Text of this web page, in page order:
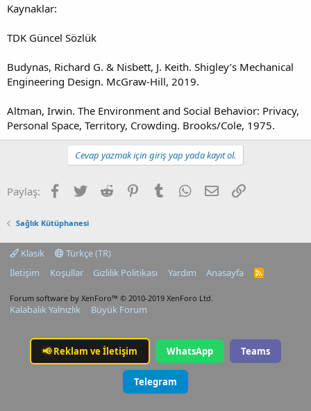
Kaynaklar:
TDK Güncel Sözlük
Budynas, Richard G. & Nisbett, J. Keith. Shigley’s Mechanical
Engineering Design. McGraw-Hill, 2019.
Altman, Irwin. The Environment and Social Behavior: Privacy,
Personal Space, Territory, Crowding. Brooks/Cole, 1975.
Cevap yazmak için giriş yap yada kayıt ol.
Paylaş: Facebook
TwitterReddit PinterestTumblrWhatsApp
E-postaLink
Sağlık Kütüphanesi
Klasik
Türkçe (TR)
İletişim
Koşullar Gizlilik Politikası Yardım Anasayfa
R
Forum software by XenForo™ © 2010-2019 XenForo Ltd.
Kalabalık Yalnızlık Büyük Forum
📢Reklam ve İletişim WhatsApp Teams
Telegram